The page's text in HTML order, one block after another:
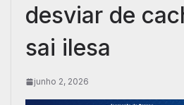
desviar de
sai ilesa
junho 2, 2026